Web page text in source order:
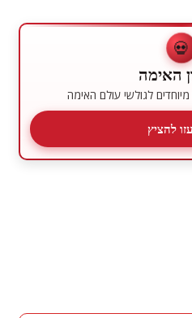
💀
האימה
לגולשי עולם האימה
להציץ